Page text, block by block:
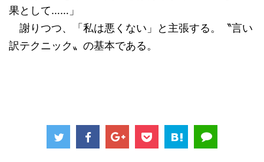
果として……」
謝りつつ、「私は悪くない」と主張する。〝言い
訳テクニック〟の基本である。